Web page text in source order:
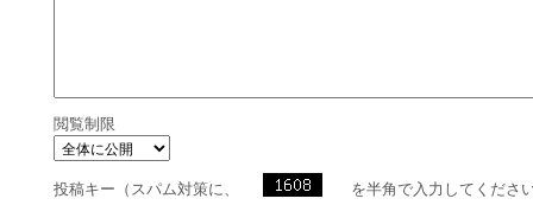
閲覧制限
投稿キー（スパム対策に、 を半角で入力してくださ